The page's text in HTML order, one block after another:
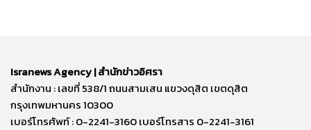
Isranews Agency | สำนักข่าวอิศรา
สำนักงาน : เลขที่ 538/1 ถนนสามเสน แขวงดุสิต เขตดุสิต
กรุงเทพมหานคร 10300
เบอร์โทรศัพท์ : 0-2241-3160 เบอร์โทรสาร 0-2241-3161